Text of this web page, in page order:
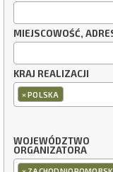
MIEJSCOWOŚĆ,
KRAJ REALIZACJI
×POLSKA
WOJEWÓDZTWO
ORGANIZATORA